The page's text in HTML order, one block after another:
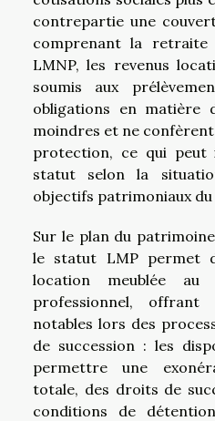
contrepartie une
comprenant la retraite
LMNP, les revenus
soumis aux
obligations en matière
moindres et ne confèrent
protection, ce qui peut
statut selon la
objectifs patrimoniaux du
Sur le plan du
le statut LMP permet
location meublée
professionnel, offrant
notables lors des
de succession : les
permettre une
totale, des droits de
conditions de